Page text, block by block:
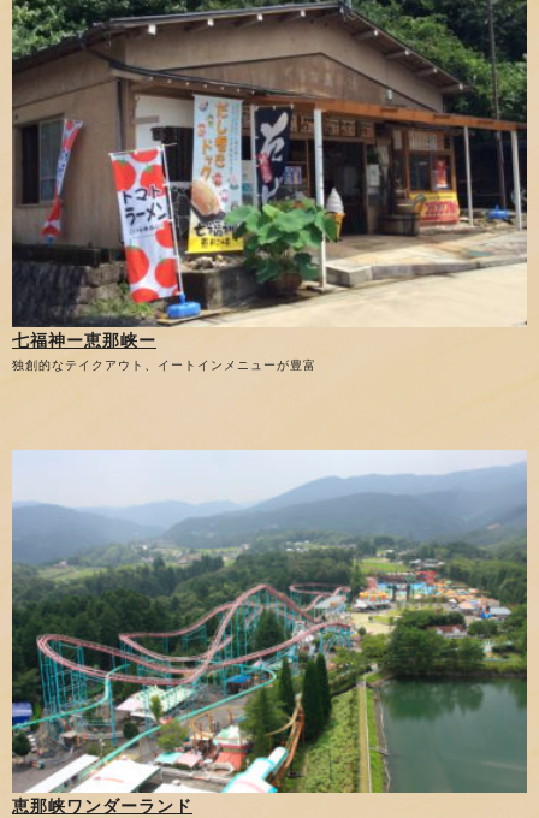
七福神ー恵那峡ー
独創的なテイクアウト、イートインメニューが豊富
恵那峡ワンダーランド